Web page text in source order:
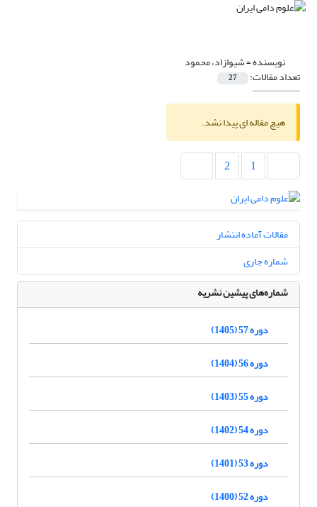
نویسنده =شیوازاد، محمود
تعداد مقالات: 27
هیچ مقاله ای پیدا نشد.
1
2
مقالات آماده انتشار
شماره جاری
شماره‌های پیشین نشریه
دوره 57 (1405)
دوره 56 (1404)
دوره 55 (1403)
دوره 54 (1402)
دوره 53 (1401)
دوره 52 (1400)